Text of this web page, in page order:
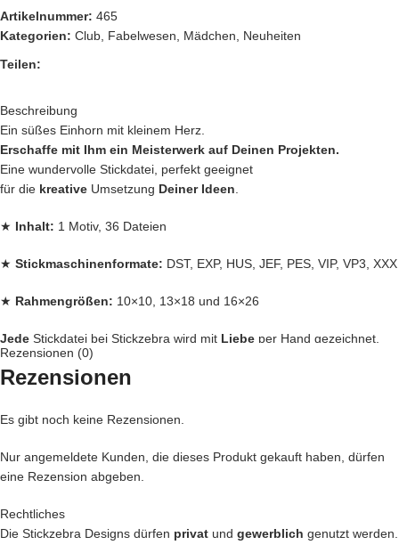
Artikelnummer: 465
Kategorien: Club Fabelwesen Mädchen
Neuheiten
Teilen:
Beschreibung
Ein süßes Einhorn mit kleinem Herz.
Erschaffe mit Ihm ein Meisterwerk auf Deinen Projekten.
Eine wundervolle Stickdatei, perfekt geeignet
für die kreative Umsetzung Deiner Ideen
★ Inhalt: 1 Motiv, 36 Dateien
★ Stickmaschinenformate: DST, EXP, HUS, JEF, PES, VIP, VP3, XXX
★ Rahmengrößen: 10×10, 13×18 und 16×26
Jede Stickdatei bei Stickzebra wird mit Liebe per Hand gezeichnet,
mit Herzblut digitalisiert und für
Du kannst mit unseren Stickdateien deine
… oder vielleicht ein
liebst?
Rezensionen (0)
Rezensionen
Es gibt noch keine Rezensionen.
Nur angemeldete Kunden, die dieses Produkt gekauft haben, dürfen
eine Rezension abgeben.
Rechtliches
Die Stickzebra Designs dürfen privat und gewerblich genutzt werden.